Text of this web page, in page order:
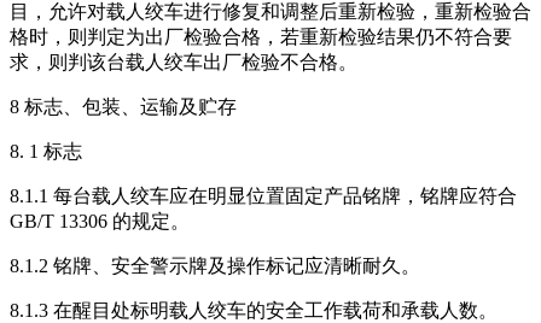
目，允许对载人绞车进行修复和调整后重新检验，重新检验合
格时，则判定为出厂检验合格，若重新检验结果仍不符合要
求，则判该台载人绞车出厂检验不合格。
8 标志、包装、运输及贮存
8. 1 标志
8.1.1 每台载人绞车应在明显位置固定产品铭牌，铭牌应符合
GB/T 13306 的规定。
8.1.2 铭牌、安全警示牌及操作标记应清晰耐久。
8.1.3 在醒目处标明载人绞车的安全工作载荷和承载人数。